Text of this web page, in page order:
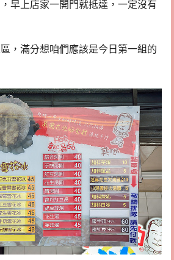
早上店家一開門就抵達，一定沒有
，滿分想咱們應該是今日第一組的